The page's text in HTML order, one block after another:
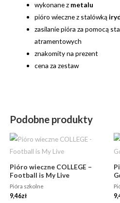
wykonane z metalu
pióro wieczne z stalówką
zasilanie pióra za pomocą
atramentowych
znakomity na prezent
cena za zestaw
Podobne produkty
Pióro wieczne COLLEGE –
Football is My Live
Pióra szkolne
9,46zł